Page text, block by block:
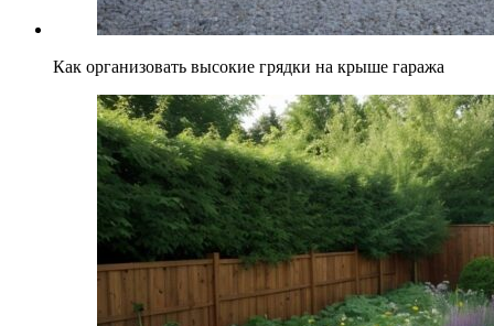
Как организовать высокие грядки на крыше гаража